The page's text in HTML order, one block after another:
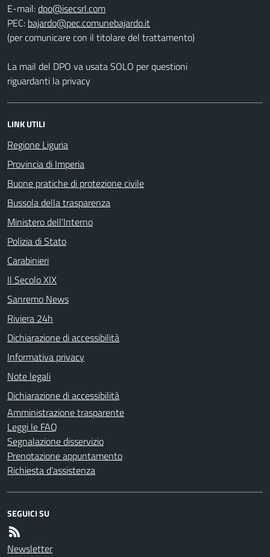
E-mail:
PEC:
(per comunicare con il titolare del trattamento)
La mail del DPO va usata SOLO per questioni
riguardanti la privacy
LINK UTILI
Regione Liguria
Provincia di Imperia
Buone pratiche di protezione civile
Bussola della trasparenza
Ministero dell'Interno
Polizia di Stato
Carabinieri
Il Secolo XIX
Sanremo News
Riviera 24h
Dichiarazione di accessibilità
Informativa privacy
Note legali
Dichiarazione di accessibilità
Amministrazione trasparente
Leggi le FAQ
Segnalazione disservizio
Prenotazione appuntamento
Richiesta d'assistenza
SEGUICI SU
Newsletter